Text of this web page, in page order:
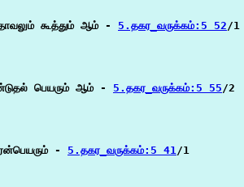
கூத்தும் ஆம் - 5.தகர_வருக்கம்:5 52/1
பெயரும் ஆம் - 5.தகர_வருக்கம்:5 55/2
- 5.தகர_வருக்கம்:5 41/1